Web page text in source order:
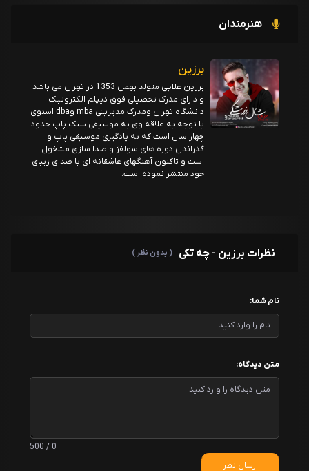
هنرمندان
برزین
برزین علایی متولد بهمن 1353 در تهران می باشد
و دارای مدرک تحصیلی فوق دیپلم الکترونیک
دانشگاه تهران ومدرک مدیریتی mba وdba استوی
با توجه به علاقه وی به موسیقی سبک پاپ حدود
چهار سال است که به یادگیری موسیقی پاپ و
گذراندن دوره های سولفژ و صدا سازی مشغول
است و تاکنون آهنگهای عاشقانه ای با صدای زیبای
خود منتشر نموده است.
نظرات برزین - چه تکی ( بدون نظر )
نام شما:
متن دیدگاه:
0 / 500
ارسال نظر